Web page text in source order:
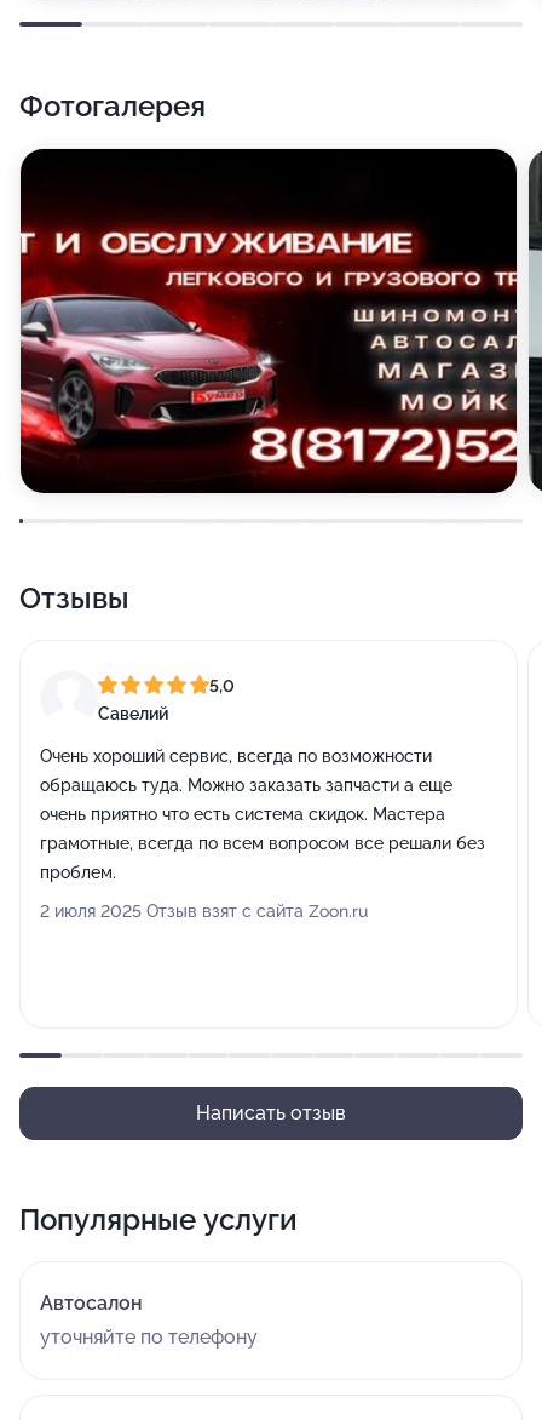
Фотогалерея
Отзывы
5,0
Савелий
Очень хороший сервис, всегда по возможности
обращаюсь туда. Можно заказать запчасти а еще
очень приятно что есть система скидок. Мастера
грамотные, всегда по всем вопросом все решали без
проблем.
2 июля 2025 Отзыв взят с сайта Zoon.ru
Написать отзыв
Популярные услуги
Автосалон
уточняйте по телефону